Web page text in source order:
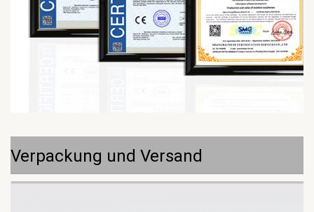
Verpackung und Versand